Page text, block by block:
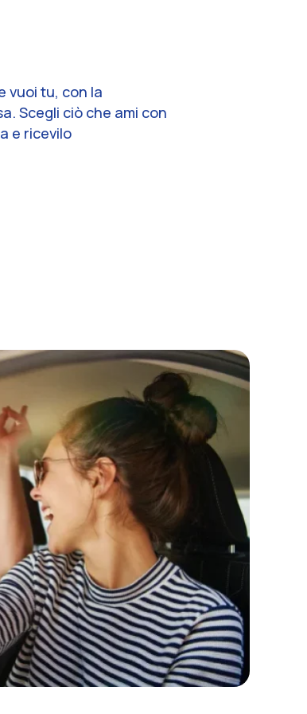
vuoi tu, con la
Scegli ciò che ami con
e ricevilo